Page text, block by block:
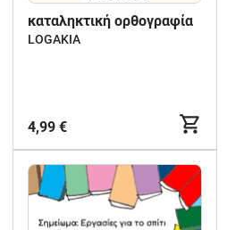
καταληκτική ορθογραφία
LOGAKIA
4,99 €